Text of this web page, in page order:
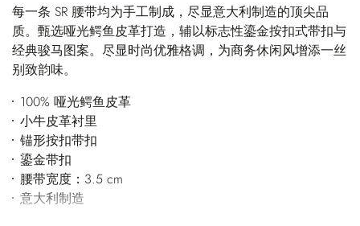
每一条 SR 腰带均为手工制成，尽显意大利制造的顶尖品
质。甄选哑光鳄鱼皮革打造，辅以标志性鎏金按扣式带扣与
经典骏马图案。尽显时尚优雅格调，为商务休闲风增添一丝
别致韵味。
100% 哑光鳄鱼皮革
小牛皮革衬里
锚形按扣带扣
鎏金带扣
腰带宽度：3.5 cm
意大利制造